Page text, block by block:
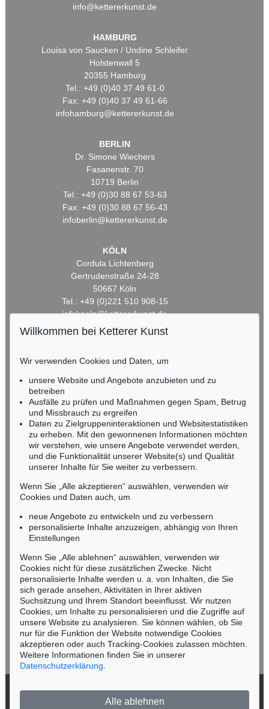
info@kettererkunst.de
HAMBURG
Louisa von Saucken / Undine Schleifer
Holstenwall 5
20355 Hamburg
Tel.: +49 (0)40 37 49 61-0
Fax: +49 (0)40 37 49 61-66
infohamburg@kettererkunst.de
BERLIN
Dr. Simone Wiechers
Fasanenstr. 70
10719 Berlin
Tel.: +49 (0)30 88 67 53-63
Fax: +49 (0)30 88 67 56-43
infoberlin@kettererkunst.de
KÖLN
Cordula Lichtenberg
Gertrudenstraße 24-28
50667 Köln
Tel.: +49 (0)221 510 908-15
infokoeln@kettererkunst.de
HESSEN
Miriam Heß
Tel.: +49 (0)62 21 58 80-038
Fax: +49 (0)62 21 58 80-595
infoheidelberg@kettererkunst.de
NORDDEUTSCHLAND
Nico Kassel, M.A.
Mobil: +49 (0)171 8618661
n.kassel@kettererkunst.de
Keine Auktion mehr verpassen!
Wir informieren Sie rechtzeitig.
Jetzt zum Newsletter anmelden >
Willkommen bei Ketterer Kunst
Wir verwenden Cookies und Daten, um
unsere Website und Angebote anzubieten und zu
betreiben
Ausfälle zu prüfen und Maßnahmen gegen Spam, Betrug
und Missbrauch zu ergreifen
Daten zu Zielgruppeninteraktionen und Websitestatistiken
zu erheben. Mit den gewonnenen Informationen möchten
wir verstehen, wie unsere Angebote verwendet werden,
und die Funktionalität unserer Website(s) und Qualität
unserer Inhalte für Sie weiter zu verbessern.
Wenn Sie „Alle akzeptieren“ auswählen, verwenden wir
Cookies und Daten auch, um
neue Angebote zu entwickeln und zu verbessern
personalisierte Inhalte anzuzeigen, abhängig von Ihren
Einstellungen
Wenn Sie „Alle ablehnen“ auswählen, verwenden wir
Cookies nicht für diese zusätzlichen Zwecke. Nicht
personalisierte Inhalte werden u. a. von Inhalten, die Sie
sich gerade ansehen, Aktivitäten in Ihrer aktiven
Suchsitzung und Ihrem Standort beeinflusst. Wir nutzen
Cookies, um Inhalte zu personalisieren und die Zugriffe auf
unsere Website zu analysieren. Sie können wählen, ob Sie
nur für die Funktion der Website notwendige Cookies
akzeptieren oder auch Tracking-Cookies zulassen möchten.
Weitere Informationen finden Sie in unserer
Datenschutzerklärung
Alle ablehnen